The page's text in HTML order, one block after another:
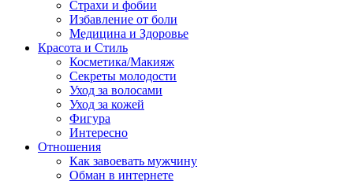
Страхи и фобии
Избавление от боли
Медицина и Здоровье
Красота и Стиль
Косметика/Макияж
Секреты молодости
Уход за волосами
Уход за кожей
Фигура
Интересно
Отношения
Как завоевать мужчину
Обман в интернете